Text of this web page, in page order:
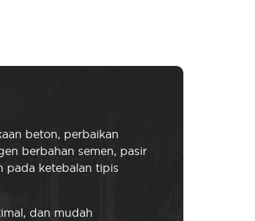
beton, perbaikan
berbahan semen, pasir
pada ketebalan tipis
dan mudah